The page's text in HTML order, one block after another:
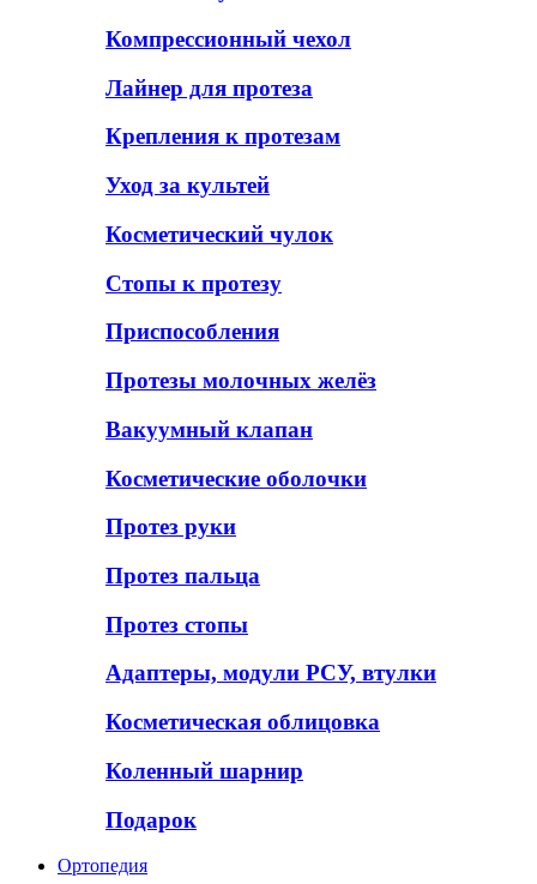
Компрессионный чехол
Лайнер для протеза
Крепления к протезам
Уход за культей
Косметический чулок
Стопы к протезу
Приспособления
Протезы молочных желёз
Вакуумный клапан
Косметические оболочки
Протез руки
Протез пальца
Протез стопы
Адаптеры, модули РСУ, втулки
Косметическая облицовка
Коленный шарнир
Подарок
Ортопедия